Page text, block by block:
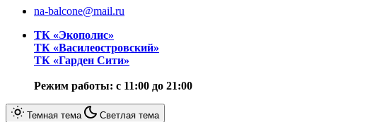
na-balcone@mail.ru
ТК «Экополис»
ТК «Василеостровский»
ТК «Гарден Сити»
Режим работы: с 11:00 до 21:00
Темная тема Светлая тема